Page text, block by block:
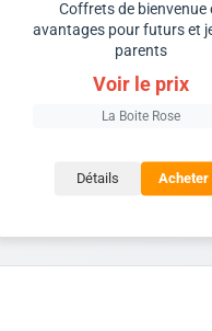
Coffrets de bienvenue
avantages pour futurs et
parents
Voir le prix
La Boite Rose
Détails Acheter